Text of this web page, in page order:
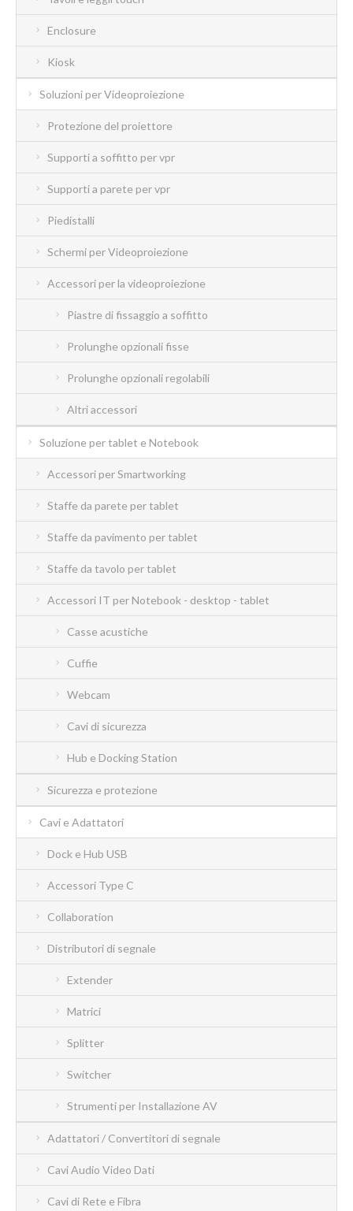
Enclosure
Kiosk
Soluzioni per Videoproiezione
Protezione del proiettore
Supporti a soffitto per vpr
Supporti a parete per vpr
Piedistalli
Schermi per Videoproiezione
Accessori per la videoproiezione
Piastre di fissaggio a soffitto
Prolunghe opzionali fisse
Prolunghe opzionali regolabili
Altri accessori
Soluzione per tablet e Notebook
Accessori per Smartworking
Staffe da parete per tablet
Staffe da pavimento per tablet
Staffe da tavolo per tablet
Accessori IT per Notebook - desktop - tablet
Casse acustiche
Cuffie
Webcam
Cavi di sicurezza
Hub e Docking Station
Sicurezza e protezione
Cavi e Adattatori
Dock e Hub USB
Accessori Type C
Collaboration
Distributori di segnale
Extender
Matrici
Splitter
Switcher
Strumenti per Installazione AV
Adattatori / Convertitori di segnale
Cavi Audio Video Dati
Cavi di Rete e Fibra